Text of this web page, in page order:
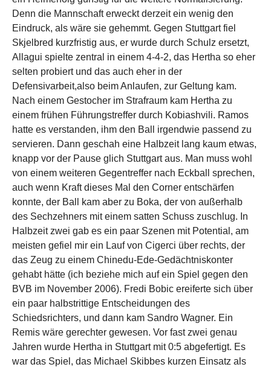
Denn die Mannschaft erweckt derzeit ein wenig den
Eindruck, als wäre sie gehemmt. Gegen Stuttgart fiel
Skjelbred kurzfristig aus, er wurde durch Schulz ersetzt,
Allagui spielte zentral in einem 4-4-2, das Hertha so eher
selten probiert und das auch eher in der
Defensivarbeit,also beim Anlaufen, zur Geltung kam.
Nach einem Gestocher im Strafraum kam Hertha zu
einem frühen Führungstreffer durch Kobiashvili. Ramos
hatte es verstanden, ihm den Ball irgendwie passend zu
servieren. Dann geschah eine Halbzeit lang kaum etwas,
knapp vor der Pause glich Stuttgart aus. Man muss wohl
von einem weiteren Gegentreffer nach Eckball sprechen,
auch wenn Kraft dieses Mal den Corner entschärfen
konnte, der Ball kam aber zu Boka, der von außerhalb
des Sechzehners mit einem satten Schuss zuschlug. In
Halbzeit zwei gab es ein paar Szenen mit Potential, am
meisten gefiel mir ein Lauf von Cigerci über rechts, der
das Zeug zu einem Chinedu-Ede-Gedächtniskonter
gehabt hätte (ich beziehe mich auf ein Spiel gegen den
BVB im November 2006). Fredi Bobic ereiferte sich über
ein paar halbstrittige Entscheidungen des
Schiedsrichters, und dann kam Sandro Wagner. Ein
Remis wäre gerechter gewesen. Vor fast zwei genau
Jahren wurde Hertha in Stuttgart mit 0:5 abgefertigt. Es
war das Spiel, das Michael Skibbes kurzen Einsatz als